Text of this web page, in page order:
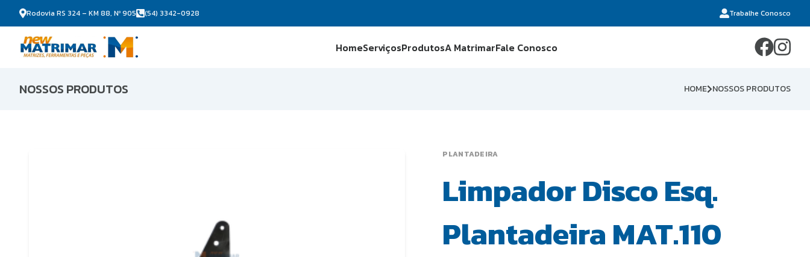
Rodovia RS 324 – KM 88, Nº 905 (54) 3342-0928 Trabalhe Conosco
HomeServiçosProdutosA MatrimarFale Conosco
NOSSOS PRODUTOS HOME NOSSOS PRODUTOS
PLANTADEIRA
Limpador Disco Esq.
Plantadeira MAT.110